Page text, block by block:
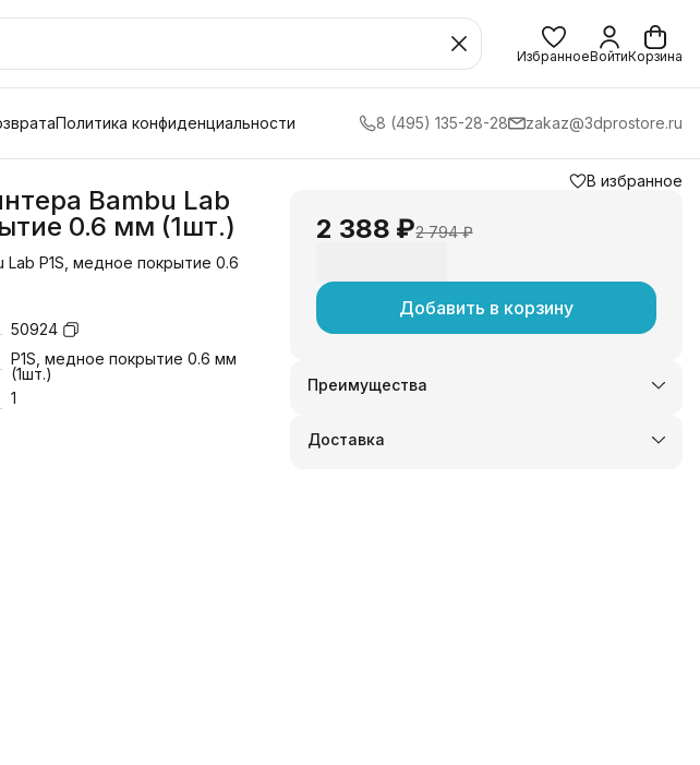
ИзбранноеВойтиКорзина
Политика конфиденциальности 8 (495) 135-28-28 zakaz@3dprostore.ru
Bambu Lab
0.6 мм (1шт.)
P1S, медное покрытие 0.6
50924
P1S, медное покрытие 0.6 мм
(1шт.)
1
В избранное
2 388 ₽2 794 ₽
Добавить в корзину
Преимущества
Оплата частями в Сплит
Удобный возврат
Доставка